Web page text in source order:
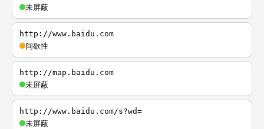
未屏蔽
http://www.baidu.com
间歇性
http://map.baidu.com
未屏蔽
http://www.baidu.com/s?wd=
未屏蔽